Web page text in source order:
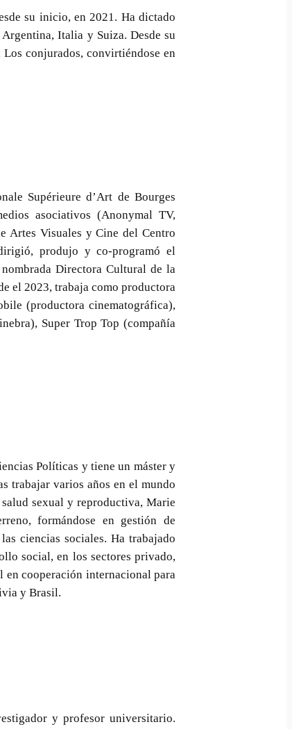
su inicio, en 2021. Ha dictado
Italia y Suiza. Desde su
conjurados, convirtiéndose en
Supérieure d’Art de Bourges
asociativos (Anonymal TV,
Artes Visuales y Cine del Centro
produjo y co-programó el
Directora Cultural de la
el 2023, trabaja como productora
(productora cinematográfica),
Super Trop Top (compañía
Políticas y tiene un máster y
trabajar varios años en el mundo
sexual y reproductiva, Marie
formándose en gestión de
ciencias sociales. Ha trabajado
social, en los sectores privado,
cooperación internacional para
y Brasil.
y profesor universitario.